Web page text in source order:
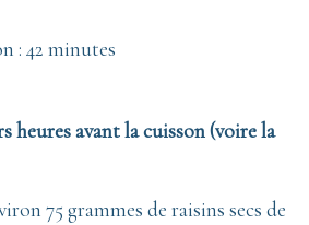
: 42 minutes
heures avant la cuisson (voire la
75 grammes de raisins secs de